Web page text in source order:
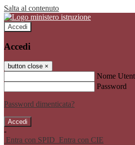
Salta al contenuto
Accedi
Accedi
button close ×
Nome
Password
Password dimenticata?
-
Entra con SPID Entra con CIE